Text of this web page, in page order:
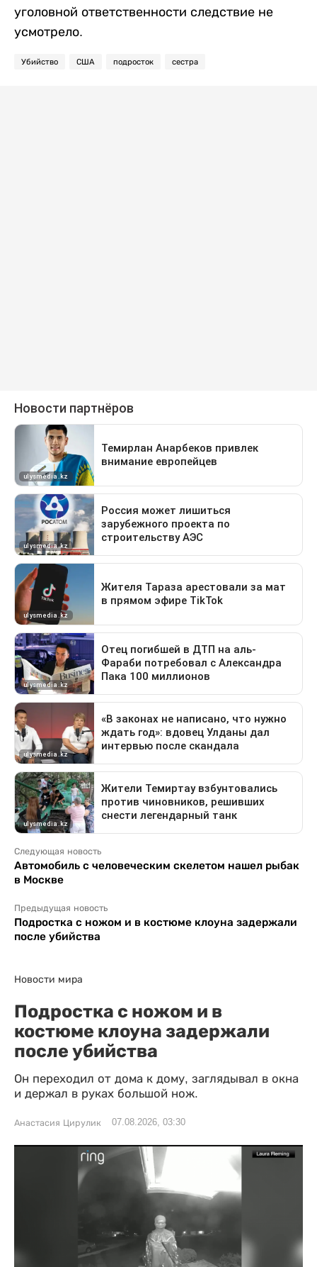
уголовной ответственности следствие не
усмотрело.
Убийство США подросток сестра
Следующая новость
Автомобиль с человеческим скелетом нашел рыбак
в Москве
Предыдущая новость
Подростка с ножом и в костюме клоуна задержали
после убийства
Новости мира
Подростка с ножом и в
костюме клоуна задержали
после убийства
Он переходил от дома к дому, заглядывал в окна
и держал в руках большой нож.
Анастасия Цирулик 07.08.2026, 03:30